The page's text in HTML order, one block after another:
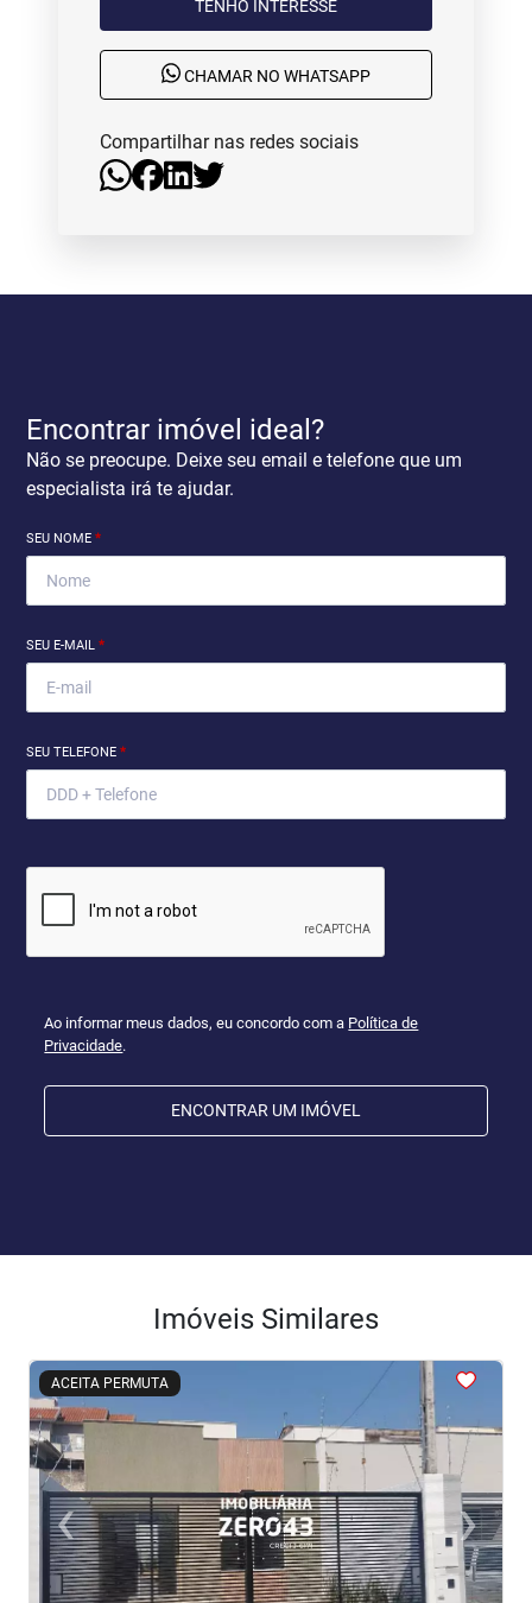
TENHO INTERESSE
CHAMAR NO WHATSAPP
Compartilhar nas redes sociais
Encontrar imóvel ideal?
Não se preocupe. Deixe seu email e telefone que um
especialista irá te ajudar.
SEU NOME*
SEU E-MAIL*
SEU TELEFONE*
Ao informar meus dados, eu concordo com a Política de
Privacidade.
ENCONTRAR UM IMÓVEL
Imóveis Similares
ACEITA PERMUTA
<<<<
‹Previous ›Next